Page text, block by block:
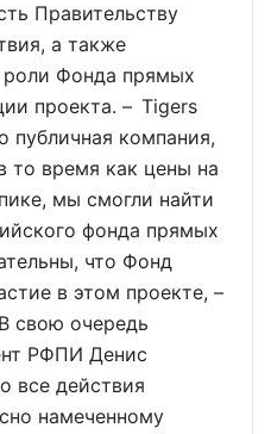
Правительству
а также
роли Фонда прямых
проекта. – Tigers
публичная компания,
то время как цены на
мы смогли найти
фонда прямых
что Фонд
в этом проекте, –
свою очередь
РФПИ Денис
все действия
намеченному